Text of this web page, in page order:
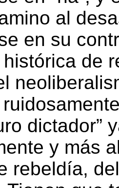
al
en su
de
dictador”
y más
rebeldía,